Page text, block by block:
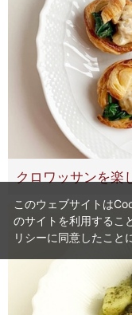
クロワッサンを楽
このウェブサイトは
のサイトを利用するこ
リシーに同意したこと